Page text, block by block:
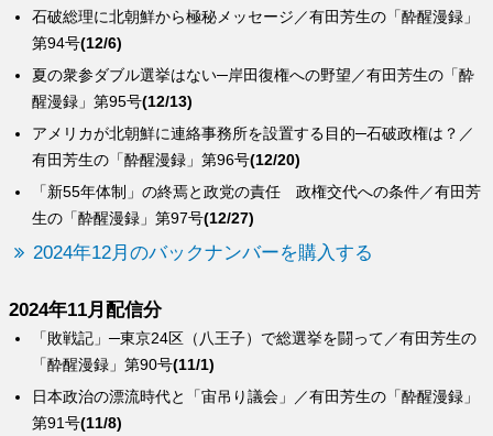
「新55年体制」の終焉と政党の責任 政権交代への条件／有田芳
生の「酔醒漫録」第97号(12/27)
アメリカが北朝鮮に連絡事務所を設置する目的─石破政権は？／
有田芳生の「酔醒漫録」第96号(12/20)
夏の衆参ダブル選挙はない─岸田復権への野望／有田芳生の「酔
醒漫録」第95号(12/13)
石破総理に北朝鮮から極秘メッセージ／有田芳生の「酔醒漫録」
第94号(12/6)
2024年12月のバックナンバーを購入する
2024年11月配信分
日本政治の漂流時代と「宙吊り議会」／有田芳生の「酔醒漫録」
第91号(11/8)
「敗戦記」─東京24区（八王子）で総選挙を闘って／有田芳生の
「酔醒漫録」第90号(11/1)